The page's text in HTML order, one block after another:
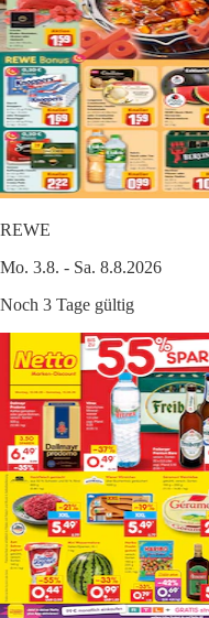
REWE
Mo. 3.8. - Sa. 8.8.2026
Noch 3 Tage gültig